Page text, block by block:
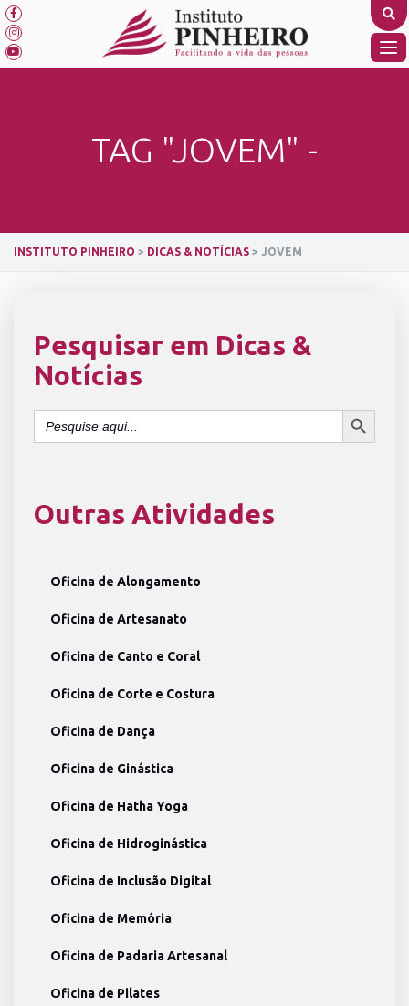
Skip
to
content
TAG "JOVEM" -
INSTITUTO PINHEIRO > DICAS & NOTÍCIAS > JOVEM
Pesquisar em Dicas &
Notícias
Search
for:
SEARCH BUTTON
Outras Atividades
Oficina de Alongamento
Oficina de Artesanato
Oficina de Canto e Coral
Oficina de Corte e Costura
Oficina de Dança
Oficina de Ginástica
Oficina de Hatha Yoga
Oficina de Hidroginástica
Oficina de Inclusão Digital
Oficina de Memória
Oficina de Padaria Artesanal
Oficina de Pilates